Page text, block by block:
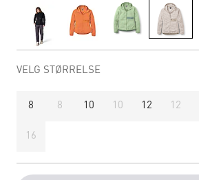
VELG STØRRELSE
8 8 10 10 12 12
16